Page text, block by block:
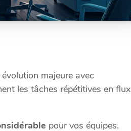
majeure avec
les tâches répétitives en flux
pour vos équipes.